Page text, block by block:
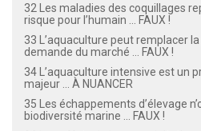
32 Les maladies des coquillages
risque pour l’humain ... FAUX !
33 L’aquaculture peut remplacer
demande du marché ... FAUX !
34 L’aquaculture intensive est un
majeur ... À NUANCER
35 Les échappements d’élevage
biodiversité marine ... FAUX !